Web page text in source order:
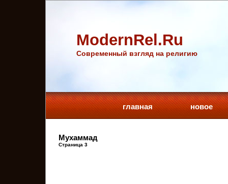
ModernRel.Ru
Cовременный взгляд на религию
главная новое
Мухаммад
Страница 3